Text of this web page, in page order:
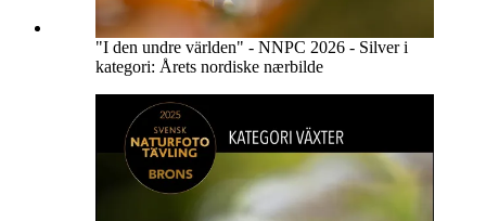
"I den undre världen" - NNPC 2026 - Silver i
kategori: Årets nordiske nærbilde